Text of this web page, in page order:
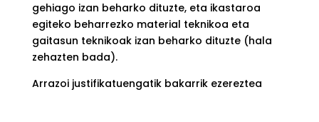
gehiago izan beharko dituzte, eta ikastaroa
egiteko beharrezko material teknikoa eta
gaitasun teknikoak izan beharko dituzte (hala
zehazten bada).
Arrazoi justifikatuengatik bakarrik ezereztea